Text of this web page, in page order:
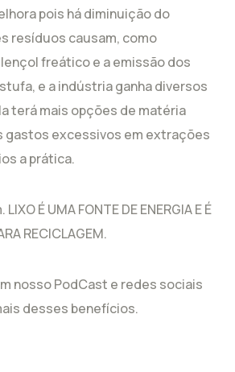
pois há diminuição do
resíduos causam, como
freático e a emissão dos
e a indústria ganha diversos
terá mais opções de matéria
gastos excessivos em extrações
a prática.
É UMA FONTE DE ENERGIA E É
RECICLAGEM.
nosso PodCast e redes sociais
desses benefícios.